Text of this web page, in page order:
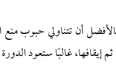
أن تتناولي حبوب
إيقافها، غالبًا ستعود